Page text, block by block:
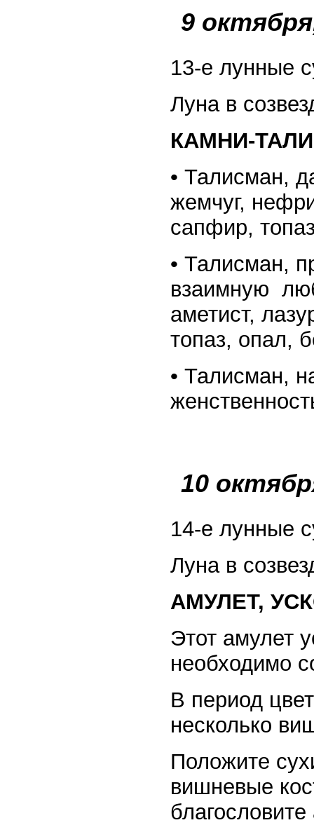
9
13-е лунные
Луна в
КАМНИ-
• Талисман,
жемчуг,
сапфир,
• Талисман,
взаимную
аметист,
топаз, опал,
• Талисман,
10
14-е лунные
Луна в
АМУЛЕТ,
Этот амулет
необходимо
В период
несколько
Положите
вишневые